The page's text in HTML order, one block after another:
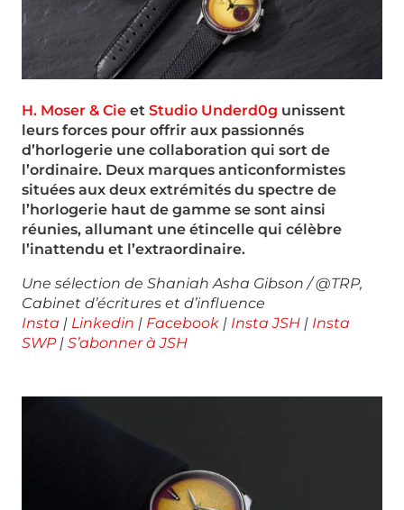
H. Moser & Cie et Studio Underd0g unissent
leurs forces pour offrir aux passionnés
d’horlogerie une collaboration qui sort de
l’ordinaire. Deux marques anticonformistes
situées aux deux extrémités du spectre de
l’horlogerie haut de gamme se sont ainsi
réunies, allumant une étincelle qui célèbre
l’inattendu et l’extraordinaire.
Une sélection de Shaniah Asha Gibson / @TRP,
Cabinet d’écritures et d’influence
Insta | Linkedin | Facebook | Insta JSH | Insta
SWP| S’abonner à JSH